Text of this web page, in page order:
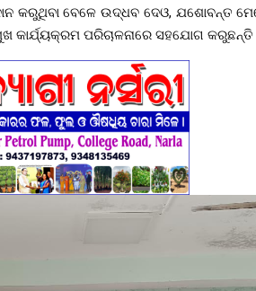
କରୁଥିବା ବେଳେ ଉଦ୍ଧବ ଦେଓ, ଯଶୋବନ୍ତ
କାର୍ଯ୍ୟକ୍ରମ ପରିଚାଳନାରେ ସହଯୋଗ କରୁଛନ୍ତି